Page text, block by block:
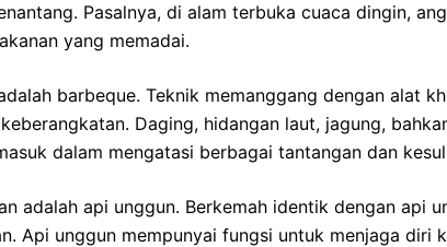
Pasalnya, di alam terbuka cuaca dingin,
yang memadai.
barbeque. Teknik memanggang dengan alat
Daging, hidangan laut, jagung,
dalam mengatasi berbagai tantangan dan
adalah api unggun. Berkemah identik dengan api
Api unggun mempunyai fungsi untuk menjaga diri